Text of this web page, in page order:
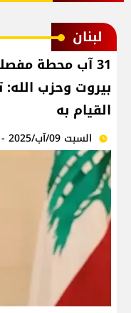
لبنان
31 آب محطة
بيروت وحزب الله:
القيام به
السبت 09/آب/2025 - 09:05 ص